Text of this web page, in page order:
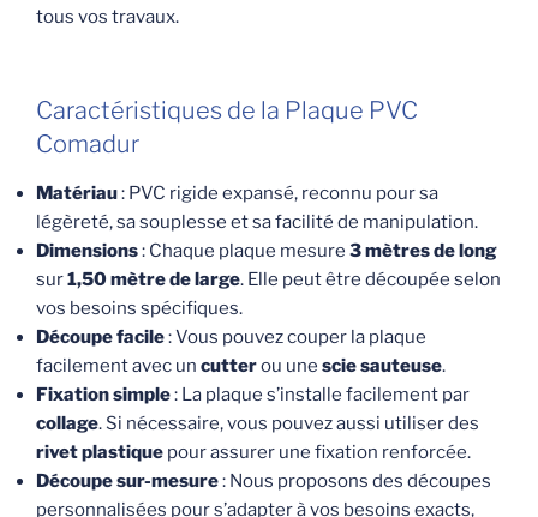
tous vos travaux.
Caractéristiques de la Plaque PVC
Comadur
Matériau: PVC rigide expansé, reconnu pour sa
légèreté, sa souplesse et sa facilité de manipulation.
Dimensions: Chaque plaque mesure 3 mètres de long
sur1,50 mètre de large. Elle peut être découpée selon
vos besoins spécifiques.
Découpe facile: Vous pouvez couper la plaque
facilement avec un cutterou une scie sauteuse.
Fixation simple: La plaque s’installe facilement par
collage. Si nécessaire, vous pouvez aussi utiliser des
rivet plastique pour assurer une fixation renforcée.
Découpe sur-mesure: Nous proposons des découpes
personnalisées pour s’adapter à vos besoins exacts,